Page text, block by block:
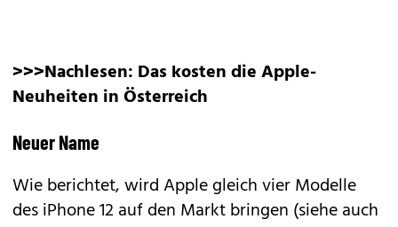
>>>Nachlesen: Das kosten die Apple-
Neuheiten in Österreich
Neuer Name
Wie berichtet, wird Apple gleich vier Modelle
des iPhone 12 auf den Markt bringen (siehe auch